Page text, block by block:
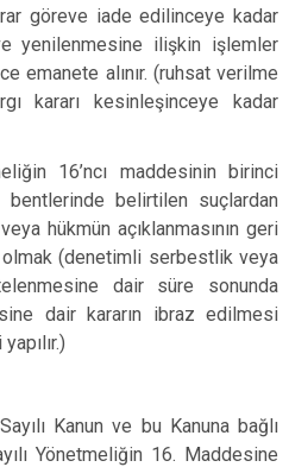
göreve iade edilinceye kadar
yenilenmesine ilişkin işlemler
emanete alınır. (ruhsat verilme
kararı kesinleşinceye kadar
16’ncı maddesinin birinci
belirtilen suçlardan
hükmün açıklanmasının geri
olmak (denetimli serbestlik veya
dair süre sonunda
dair kararın ibraz edilmesi
Kanun ve bu Kanuna bağlı
Yönetmeliğin 16. Maddesine